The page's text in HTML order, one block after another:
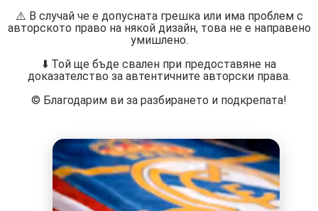
⚠️ В случай че е допусната грешка или има проблем с
авторското право на някой дизайн, това не е направено
умишлено.
⬇️ Той ще бъде свален при предоставяне на
доказателство за автентичните авторски права.
©️ Благодарим ви за разбирането и подкрепата!